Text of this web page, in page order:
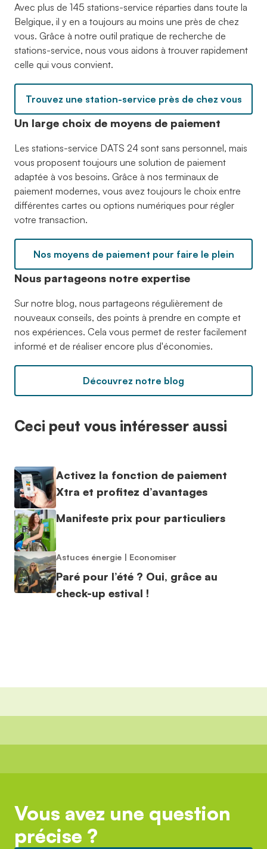
Avec plus de 145 stations-service réparties dans toute la
Belgique, il y en a toujours au moins une près de chez
vous. Grâce à notre outil pratique de recherche de
stations-service, nous vous aidons à trouver rapidement
celle qui vous convient.
Trouvez une station-service près de chez vous
Un large choix de moyens de paiement
Les stations-service DATS 24 sont sans personnel, mais
vous proposent toujours une solution de paiement
adaptée à vos besoins. Grâce à nos terminaux de
paiement modernes, vous avez toujours le choix entre
différentes cartes ou options numériques pour régler
votre transaction.
Nos moyens de paiement pour faire le plein
Nous partageons notre expertise
Sur notre blog, nous partageons régulièrement de
nouveaux conseils, des points à prendre en compte et
nos expériences. Cela vous permet de rester facilement
informé et de réaliser encore plus d'économies.
Découvrez notre blog
Ceci peut vous intéresser aussi
Activez la fonction de paiement
Xtra et profitez d’avantages
Manifeste prix pour particuliers
Astuces énergie | Economiser
Paré pour l’été ? Oui, grâce au
check-up estival !
Vous avez une question
précise ?